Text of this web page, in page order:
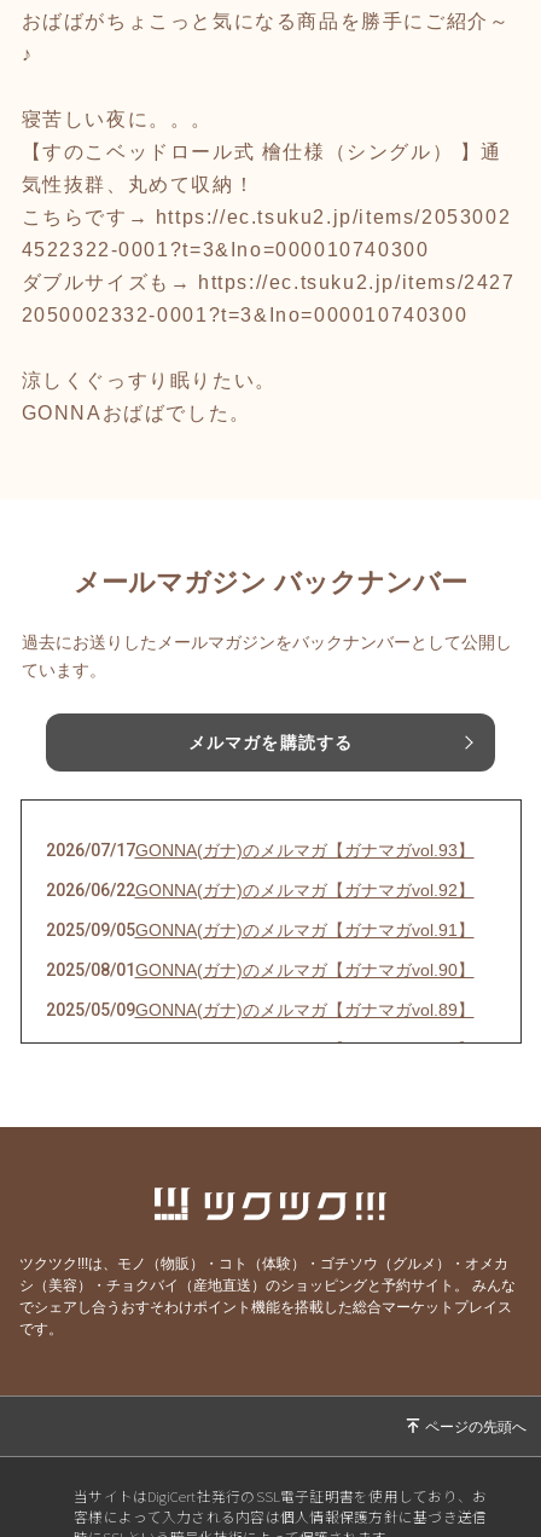
おばばがちょこっと気になる商品を勝手にご紹介～
♪
寝苦しい夜に。。。
【すのこベッドロール式 檜仕様（シングル） 】通
気性抜群、丸めて収納！
こちらです→
https://ec.tsuku2.jp/items/2053002
4522322-0001?t=3&Ino=000010740300
ダブルサイズも→
https://ec.tsuku2.jp/items/2427
2050002332-0001?t=3&Ino=000010740300
涼しくぐっすり眠りたい。
GONNAおばばでした。
メールマガジン バックナンバー
過去にお送りしたメールマガジンをバックナンバーとして公開し
ています。
メルマガを購読する
2026/07/17GONNA(ガナ)のメルマガ【ガナマガvol.93】
2026/06/22GONNA(ガナ)のメルマガ【ガナマガvol.92】
2025/09/05GONNA(ガナ)のメルマガ【ガナマガvol.91】
2025/08/01GONNA(ガナ)のメルマガ【ガナマガvol.90】
2025/05/09GONNA(ガナ)のメルマガ【ガナマガvol.89】
2025/04/25GONNA(ガナ)のメルマガ【ガナマガvol.88】
2025/01/13GONNA(ガナ)のメルマガ【ガナマガvol.86】
GONNA(ガナ)のメルマガ【ガナマガvol.84】
2024/06/21GONNA(ガナ)のメルマガ【ガナマガvol.82】
2024/06/07
2023/12/08GONNA(ガナ)のメルマガ【ガナマガvol.77】
2023/11/24 GONNA(ガナ)のメルマガ【ガナマガvol.76】
ツクツク!!!は、モノ（物販）・コト（体験）・ゴチソウ（グルメ）・オメカ
シ（美容）・チョクバイ（産地直送）のショッピングと予約サイト。
みんな
でシェアし合うおすそわけポイント機能を搭載した総合マーケットプレイス
です。
当サイトはDigiCert社発行のSSL電子証明書を使用しており、お
客様によって入力される内容は個人情報保護方針に基づき送信